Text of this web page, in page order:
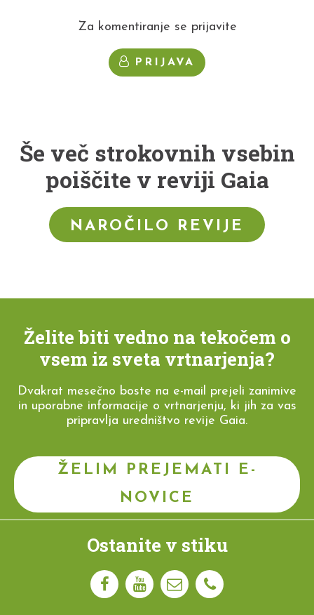
Za komentiranje se prijavite
PRIJAVA
Še več strokovnih vsebin
poiščite v reviji Gaia
NAROČILO REVIJE
Želite biti vedno na tekočem o
vsem iz sveta vrtnarjenja?
Dvakrat mesečno boste na e-mail prejeli zanimive
in uporabne informacije o vrtnarjenju, ki jih za vas
pripravlja uredništvo revije Gaia.
ŽELIM PREJEMATI E-
NOVICE
Ostanite v stiku